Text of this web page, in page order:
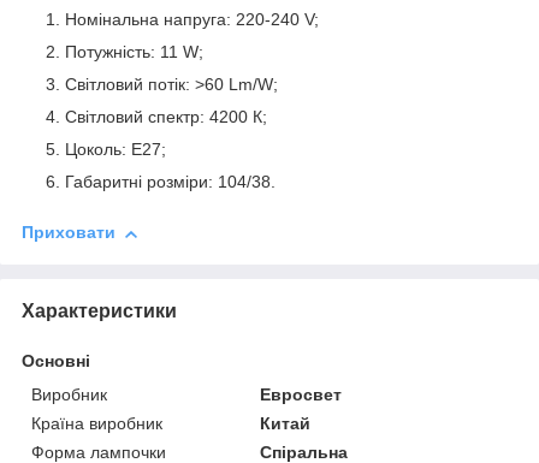
Номінальна напруга: 220-240 V;
Потужність: 11 W;
Світловий потік: >60 Lm/W;
Світловий спектр: 4200 К;
Цоколь: E27;
Габаритні розміри: 104/38.
Приховати
Характеристики
Основні
Виробник
Евросвет
Країна виробник
Китай
Форма лампочки
Спіральна